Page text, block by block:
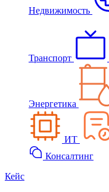
Недвижимость
Транспорт
Энергетика
ИТ
Консалтинг
Кейс